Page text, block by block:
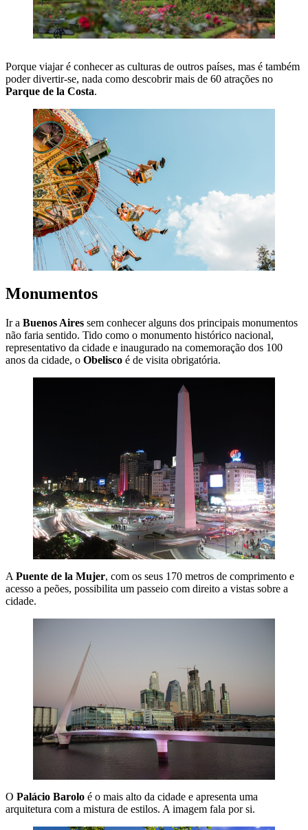
Porque viajar é conhecer as culturas de outros países, mas é também
poder divertir-se, nada como descobrir mais de 60 atrações no
Parque de la Costa.
Monumentos
Ir a Buenos Aires sem conhecer alguns dos principais monumentos
não faria sentido. Tido como o monumento histórico nacional,
representativo da cidade e inaugurado na comemoração dos 100
anos da cidade, o Obelisco é de visita obrigatória.
A Puente de la Mujer, com os seus 170 metros de comprimento e
acesso a peões, possibilita um passeio com direito a vistas sobre a
cidade.
O Palácio Barolo é o mais alto da cidade e apresenta uma
arquitetura com a mistura de estilos. A imagem fala por si.